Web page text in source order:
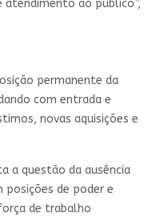
ao público”,
permanente da
com entrada e
novas aquisições e
a questão da ausência
posições de poder e
de trabalho